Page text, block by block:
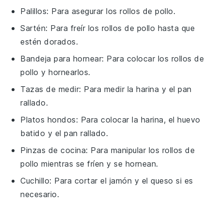
Palillos: Para asegurar los rollos de pollo.
Sartén: Para freír los rollos de pollo hasta que
estén dorados.
Bandeja para hornear: Para colocar los rollos de
pollo y hornearlos.
Tazas de medir: Para medir la harina y el pan
rallado.
Platos hondos: Para colocar la harina, el huevo
batido y el pan rallado.
Pinzas de cocina: Para manipular los rollos de
pollo mientras se fríen y se hornean.
Cuchillo: Para cortar el jamón y el queso si es
necesario.